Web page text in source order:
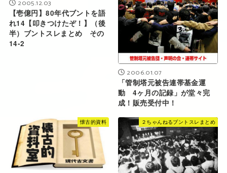
2005.12.03
【壱億円】80年代ブントを語
れ14【叩きつけたぞ！】（後
半）ブントスレまとめ その
14-2
2006.01.07
「管制塔元被告連帯基金運
動 4ヶ月の記録」が堂々完
成！販売受付中！
懐古的資料 ２ちゃんねるブントスレまとめ